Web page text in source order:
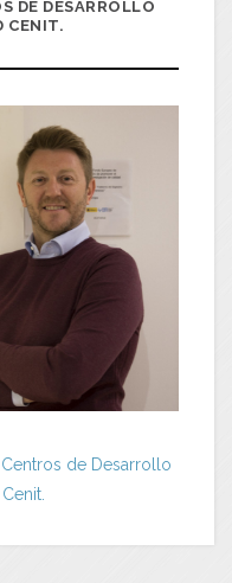
DE DESARROLLO
CENIT.
de Desarrollo